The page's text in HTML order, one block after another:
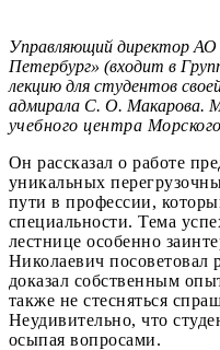
Управляющий директор
Петербург» (входит в
лекцию для студентов
адмирала С. О. Макарова.
учебного центра
Он рассказал о работе
уникальных
пути в профессии,
специальности. Тема
лестнице особенно
Николаевич посоветовал
доказал собственным
также не стесняться
Неудивительно, что
осыпая вопросами.